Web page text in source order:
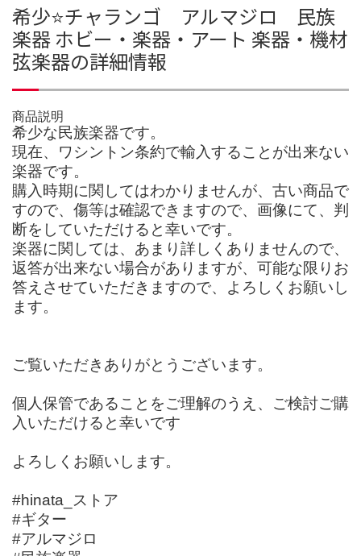
希少⭐️チャランゴ アルマジロ 民族
楽器 ホビー・楽器・アート 楽器・機材
弦楽器の詳細情報
商品説明
希少な民族楽器です。
現在、ワシントン条約で輸入することが出来ない
楽器です。
購入時期に関してはわかりませんが、古い商品で
すので、傷等は確認できますので、画像にて、判
断をしていただけると幸いです。
楽器に関しては、あまり詳しくありませんので、
返答が出来ない場合がありますが、可能な限りお
答えさせていただきますので、よろしくお願いし
ます。
ご覧いただきありがとうございます。
個人保管であることをご理解のうえ、ご検討ご購
入いただけると幸いです
よろしくお願いします。
#hinata_ストア
#ギター
#アルマジロ